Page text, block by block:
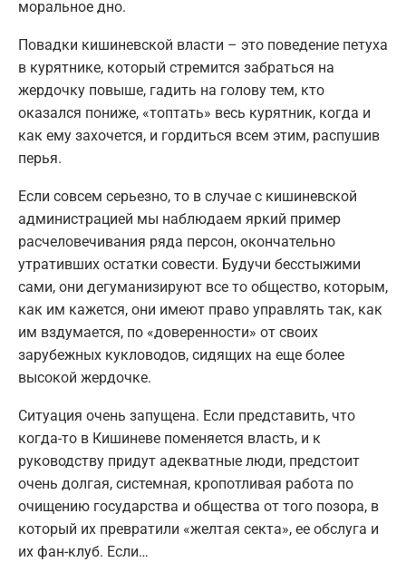
моральное дно.
Повадки кишиневской власти – это поведение петуха
в курятнике, который стремится забраться на
жердочку повыше, гадить на голову тем, кто
оказался пониже, «топтать» весь курятник, когда и
как ему захочется, и гордиться всем этим, распушив
перья.
Если совсем серьезно, то в случае с кишиневской
администрацией мы наблюдаем яркий пример
расчеловечивания ряда персон, окончательно
утративших остатки совести. Будучи бесстыжими
сами, они дегуманизируют все то общество, которым,
как им кажется, они имеют право управлять так, как
им вздумается, по «доверенности» от своих
зарубежных кукловодов, сидящих на еще более
высокой жердочке.
Ситуация очень запущена. Если представить, что
когда-то в Кишиневе поменяется власть, и к
руководству придут адекватные люди, предстоит
очень долгая, системная, кропотливая работа по
очищению государства и общества от того позора, в
который их превратили «желтая секта», ее обслуга и
их фан-клуб. Если…